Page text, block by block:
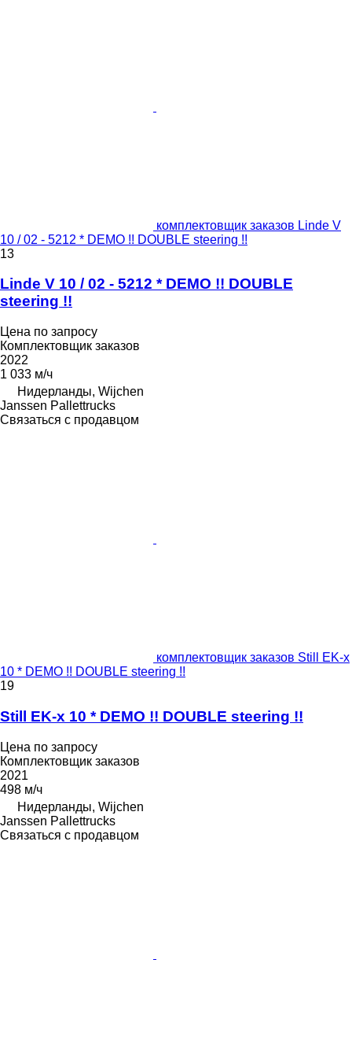
комплектовщик заказов Linde V
10 / 02 - 5212 * DEMO !! DOUBLE steering !!
13
Linde V 10 / 02 - 5212 * DEMO !! DOUBLE
steering !!
Цена по запросу
Комплектовщик заказов
2022
1 033 м/ч
Нидерланды, Wijchen
Janssen Pallettrucks
Связаться с продавцом
комплектовщик заказов Still EK-x
10 * DEMO !! DOUBLE steering !!
19
Still EK-x 10 * DEMO !! DOUBLE steering !!
Цена по запросу
Комплектовщик заказов
2021
498 м/ч
Нидерланды, Wijchen
Janssen Pallettrucks
Связаться с продавцом